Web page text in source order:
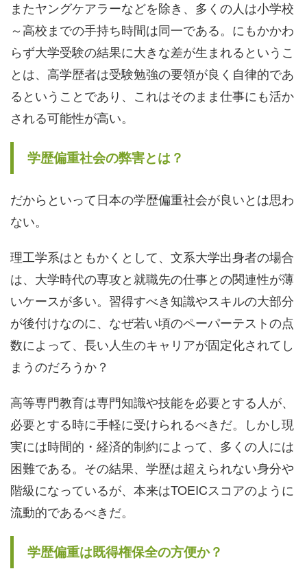
またヤングケアラーなどを除き、多くの人は小学校
～高校までの手持ち時間は同一である。にもかかわ
らず大学受験の結果に大きな差が生まれるというこ
とは、高学歴者は受験勉強の要領が良く自律的であ
るということであり、これはそのまま仕事にも活か
される可能性が高い。
学歴偏重社会の弊害とは？
だからといって日本の学歴偏重社会が良いとは思わ
ない。
理工学系はともかくとして、文系大学出身者の場合
は、大学時代の専攻と就職先の仕事との関連性が薄
いケースが多い。習得すべき知識やスキルの大部分
が後付けなのに、なぜ若い頃のペーパーテストの点
数によって、長い人生のキャリアが固定化されてし
まうのだろうか？
高等専門教育は専門知識や技能を必要とする人が、
必要とする時に手軽に受けられるべきだ。しかし現
実には時間的・経済的制約によって、多くの人には
困難である。その結果、学歴は超えられない身分や
階級になっているが、本来はTOEICスコアのように
流動的であるべきだ。
学歴偏重は既得権保全の方便か？